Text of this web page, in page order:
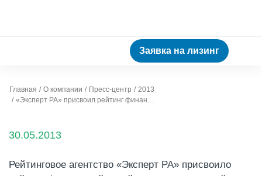
Заявка на лизинг
Главная О компании Пресс-центр
2013
«Эксперт РА» присвоил рейтинг финансовой устойчивости «Сбербанк Лизингу» на уровне А++
30.05.2013
Рейтинговое агентство «Эксперт РА» присвоило